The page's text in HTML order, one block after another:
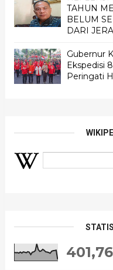
TAHUN
BELUM
DARI
Gubernur
Ekspedisi
Peringati